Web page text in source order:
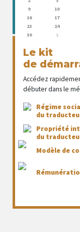
9
10
16
17
23
24
30
1
Le kit
de
Accédez
débuter dans le
Régime
du
Propriété
du
Modèle de